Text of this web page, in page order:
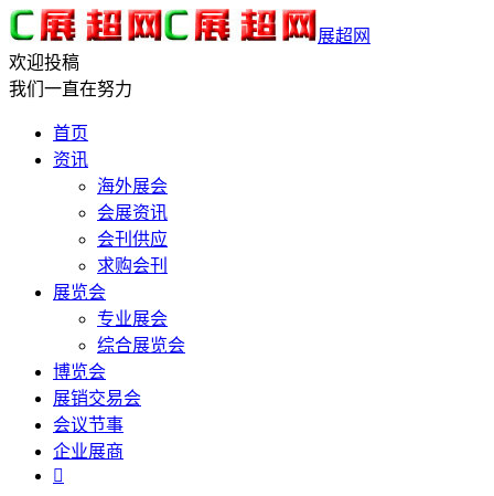
展超网
欢迎投稿
我们一直在努力
首页
资讯
海外展会
会展资讯
会刊供应
求购会刊
展览会
专业展会
综合展览会
博览会
展销交易会
会议节事
企业展商
